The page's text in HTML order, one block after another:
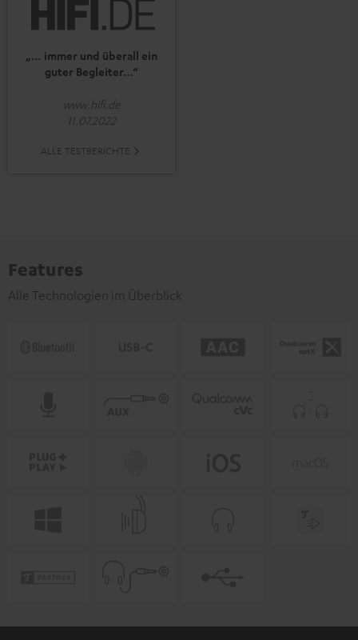
„… immer und überall ein
guter Begleiter…“
www.hifi.de
11.07.2022
ALLE TESTBERICHTE
Features
Alle Technologien im Überblick